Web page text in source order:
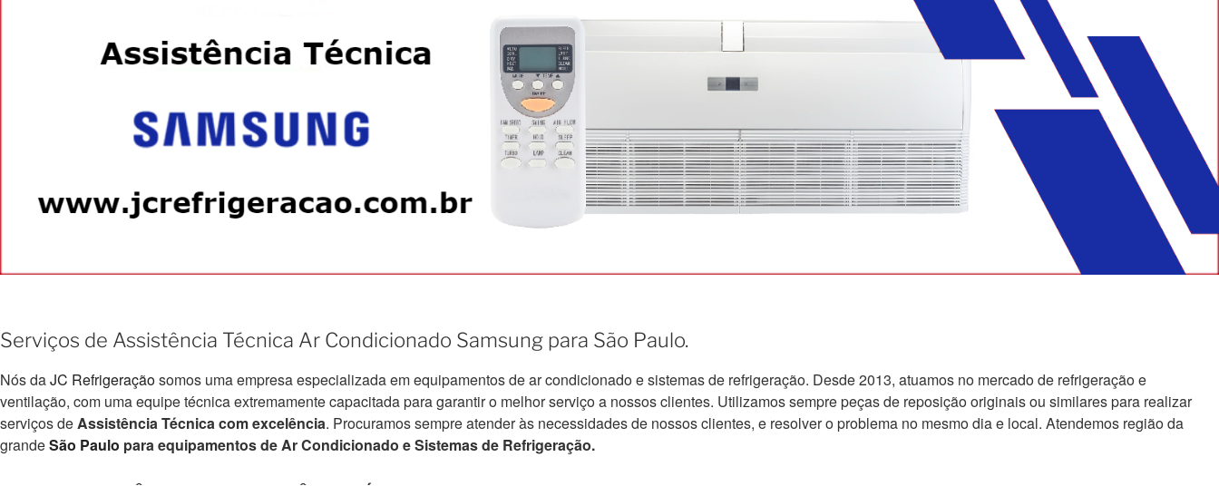
Serviços de Assistência Técnica Ar Condicionado Samsung para São Paulo.
Nós daJC Refrigeraçãosomos uma empresa especializada em equipamentos de ar condicionado e sistemas de refrigeração. Desde 2013, atuamos no mercado de refrigeração e
ventilação, com uma equipe técnica extremamente capacitada para garantir o melhor serviço a nossos clientes. Utilizamos sempre peças de reposição originais ou similares para realizar
serviços de Assistência Técnica com excelência. Procuramos sempre atender às necessidades de nossos clientes, e resolver o problema no mesmo dia e local. Atendemos região da
grandeSão Paulo para equipamentos de Ar Condicionado e Sistemas de Refrigeração.